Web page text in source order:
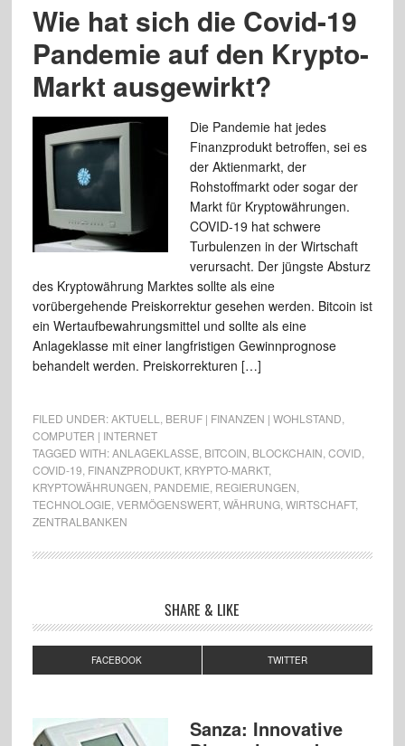
Wie hat sich die Covid-19
Pandemie auf den Krypto-
Markt ausgewirkt?
Die Pandemie hat jedes
Finanzprodukt betroffen, sei es
der Aktienmarkt, der
Rohstoffmarkt oder sogar der
Markt für Kryptowährungen.
COVID-19 hat schwere
Turbulenzen in der Wirtschaft
verursacht. Der jüngste Absturz
des Kryptowährung Marktes sollte als eine
vorübergehende Preiskorrektur gesehen werden. Bitcoin ist
ein Wertaufbewahrungsmittel und sollte als eine
Anlageklasse mit einer langfristigen Gewinnprognose
behandelt werden. Preiskorrekturen […]
FILED UNDER:AKTUELL BERUF | FINANZEN | WOHLSTAND
COMPUTER | INTERNET
TAGGED WITH:ANLAGEKLASSE BITCOIN BLOCKCHAIN COVID
COVID-19 FINANZPRODUKT, KRYPTO-MARKT,
KRYPTOWÄHRUNGEN PANDEMIE REGIERUNGEN
TECHNOLOGIE VERMÖGENSWERT, WÄHRUNG, WIRTSCHAFT,
ZENTRALBANKEN
SHARE & LIKE
FACEBOOK TWITTER
Sanza: Innovative